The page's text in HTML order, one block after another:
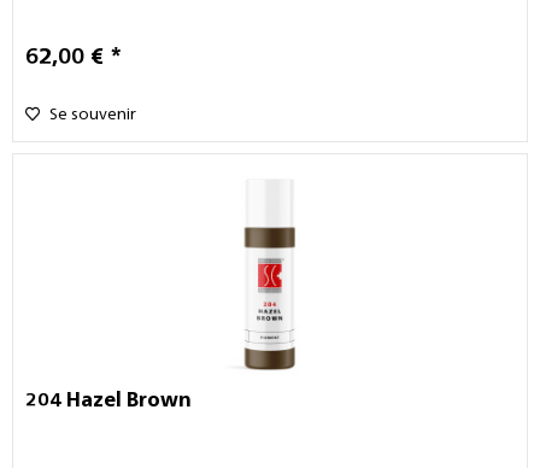
62,00 € *
Se souvenir
204 Hazel Brown